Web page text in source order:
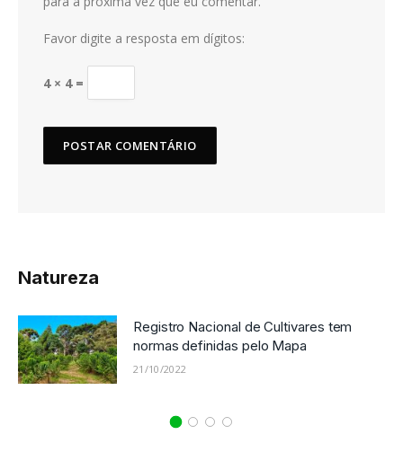
Favor digite a resposta em dígitos:
4 × 4 =
Natureza
Registro Nacional de Cultivares tem
normas definidas pelo Mapa
21/10/2022